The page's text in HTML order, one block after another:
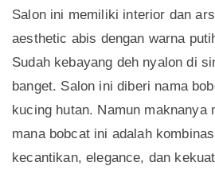
Salon ini memiliki interior dan
aesthetic abis dengan warna
Sudah kebayang deh nyalon di
banget. Salon ini diberi nama
kucing hutan. Namun maknanya
mana bobcat ini adalah
kecantikan, elegance, dan